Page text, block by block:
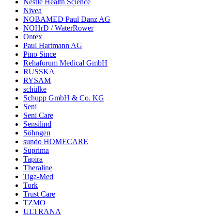
Nestle Health Science
Nivea
NOBAMED Paul Danz AG
NOHrD / WaterRower
Ontex
Paul Hartmann AG
Pino Since
Rehaforum Medical GmbH
RUSSKA
RYSAM
schülke
Schupp GmbH & Co. KG
Seni
Seni Care
Sensilind
Söhngen
sundo HOMECARE
Suprima
Tapira
Theraline
Tiga-Med
Tork
Trust Care
TZMO
ULTRANA